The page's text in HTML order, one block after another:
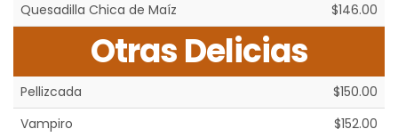
Quesadilla Chica de Maíz
$146.00
Otras Delicias
Pellizcada
$150.00
Vampiro
$152.00